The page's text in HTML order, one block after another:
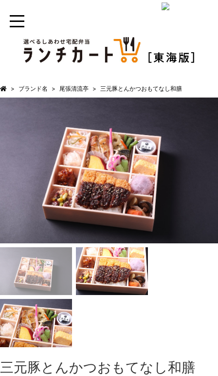
ブランド名 尾張清流亭 三元豚とんかつおもてなし和膳
三元豚とんかつおもてなし和膳